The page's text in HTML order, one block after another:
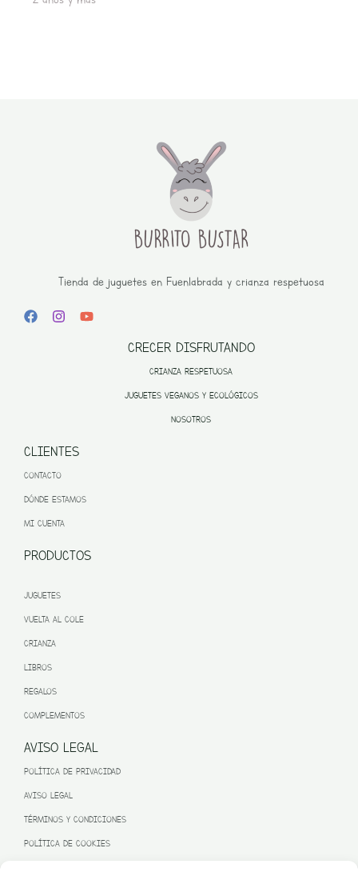
Tienda de juguetes en Fuenlabrada y crianza respetuosa
CRECER DISFRUTANDO
CRIANZA RESPETUOSA
JUGUETES VEGANOS Y ECOLÓGICOS
NOSOTROS
CLIENTES
CONTACTO
DÓNDE ESTAMOS
MI CUENTA
PRODUCTOS
JUGUETES
VUELTA AL COLE
CRIANZA
LIBROS
REGALOS
COMPLEMENTOS
AVISO LEGAL
POLÍTICA DE PRIVACIDAD
AVISO LEGAL
TÉRMINOS Y CONDICIONES
POLÍTICA DE COOKIES